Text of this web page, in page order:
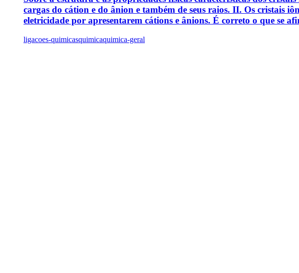
cargas do cátion e do ânion e também de seus raios. II. Os cristais
eletricidade por apresentarem cátions e ânions. É correto o que se
ligacoes-quimicasquimicaquimica-geral